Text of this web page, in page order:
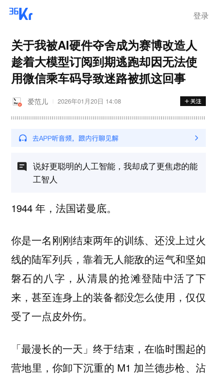
登录
关于我被AI硬件夺舍成为赛博改造人
趁着大模型订阅到期逃跑却因无法使
用微信乘车码导致迷路被抓这回事
爱范儿 2026年01月20日 14:08
说好更聪明的人工智能，我却成了更焦虑的能
工智人
1944 年，法国诺曼底。
你是一名刚刚结束两年的训练、还没上过火
线的陆军列兵，靠着无人能敌的运气和坚如
磐石的八字，从清晨的抢滩登陆中活了下
来，甚至连身上的装备都没怎么使用，仅仅
受了一点皮外伤。
「最漫长的一天」终于结束，在临时围起的
营地里，你卸下沉重的 M1 加兰德步枪、沾